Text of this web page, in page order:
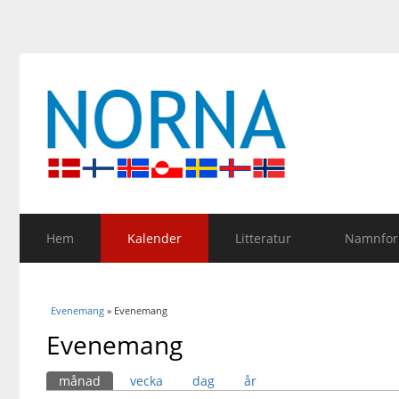
Hem Kalender Litteratur
Du är här
Evenemang » Evenemang
Evenemang
Primära flikar
månad (aktiv flik)
vecka dag år